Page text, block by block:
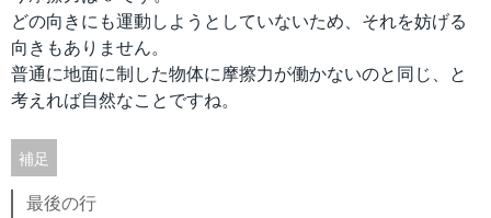
r
m
{
P
}
\
t
h
e
t
=
w
\s
in
\t
どの向きにも運動しようとしていないため、それを妨げる
向きもありません。
普通に地面に制した物体に摩擦力が働かないのと同じ、と
考えれば自然なことですね。
補足
最後の行